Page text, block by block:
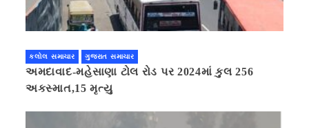
કલોલ સમાચાર ગુજરાત સમાચાર
અમદાવાદ-મહેસાણા ટોલ રોડ પર 2024માં કુલ 256
અકસ્માત,15 મૃત્યુ